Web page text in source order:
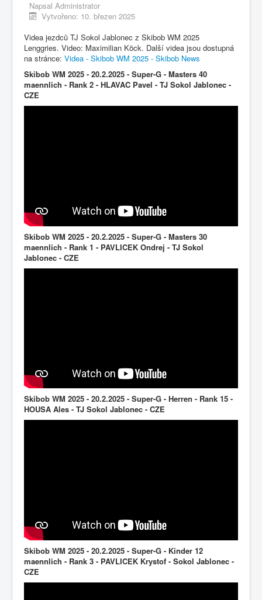
Napsal Administrator
Vytvořeno: 10. březen 2025
Videa jezdců TJ Sokol Jablonec z Skibob WM 2025
Lenggries. Video: Maximilian Köck. Další videa jsou dostupná
na stránce: Videa - Skibob WM 2025 - Skibob News
Skibob WM 2025 - 20.2.2025 - Super-G - Masters 40
maennlich - Rank 2 - HLAVAC Pavel - TJ Sokol Jablonec -
CZE
Skibob WM 2025 - 20.2.2025 - Super-G - Masters 30
maennlich - Rank 1 - PAVLICEK Ondrej - TJ Sokol
Jablonec - CZE
Skibob WM 2025 - 20.2.2025 - Super-G - Herren - Rank 15 -
HOUSA Ales - TJ Sokol Jablonec - CZE
Skibob WM 2025 - 20.2.2025 - Super-G - Kinder 12
maennlich - Rank 3 - PAVLICEK Krystof - Sokol Jablonec -
CZE